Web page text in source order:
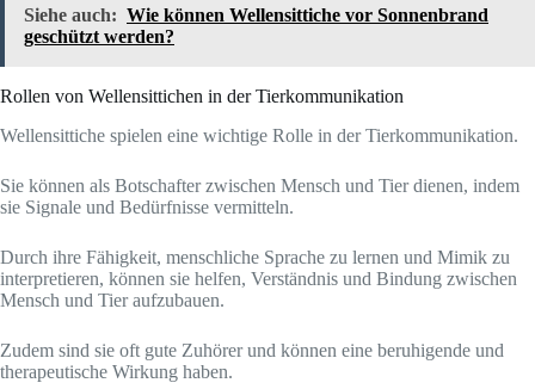
Siehe auch: Wie können Wellensittiche vor Sonnenbrand
geschützt werden?
Rollen von Wellensittichen in der Tierkommunikation
Wellensittiche spielen eine wichtige Rolle in der Tierkommunikation.
Sie können als Botschafter zwischen Mensch und Tier dienen, indem
sie Signale und Bedürfnisse vermitteln.
Durch ihre Fähigkeit, menschliche Sprache zu lernen und Mimik zu
interpretieren, können sie helfen, Verständnis und Bindung zwischen
Mensch und Tier aufzubauen.
Zudem sind sie oft gute Zuhörer und können eine beruhigende und
therapeutische Wirkung haben.